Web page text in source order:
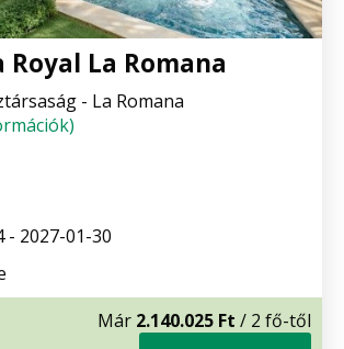
La Romana
- La Romana
- 2027-01-30
Már 2.140.025 Ft / 2 fő-től